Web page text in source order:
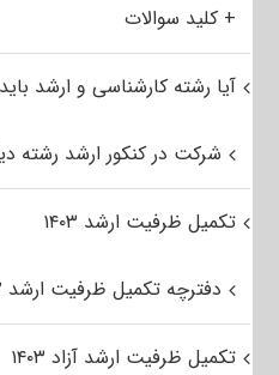
+ کلید سوالات
آیا رشته کارشناسی و ارشد
شرکت در کنکور ارشد رشته
تکمیل ظرفیت ارشد ۱۴۰۳
دفترچه تکمیل ظرفیت ارشد ۱۴۰۲
تکمیل ظرفیت ارشد آزاد ۱۴۰۳